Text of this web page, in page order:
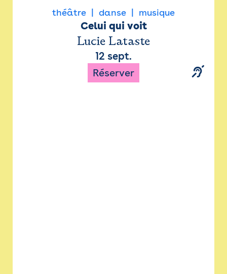
théâtre danse musique
Celui qui voit
Lucie Lataste
12 sept.
Réserver